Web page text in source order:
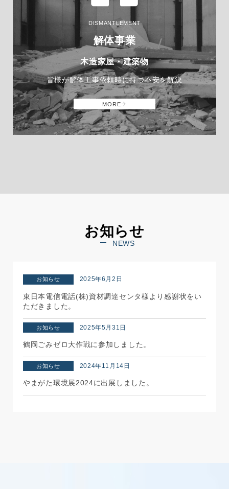
DISMANTLEMENT
解体事業
木造家屋・建築物
皆様が解体工事依頼時に持つ不安を解決
MORE
お知らせ
NEWS
東日本電信電話(株)資材調達センタ様より感謝状をい
ただきました。
お知らせ 2025年6月2日
鶴岡ごみゼロ大作戦に参加しました。
お知らせ 2025年5月31日
やまがた環境展2024に出展しました。
お知らせ 2024年11月14日